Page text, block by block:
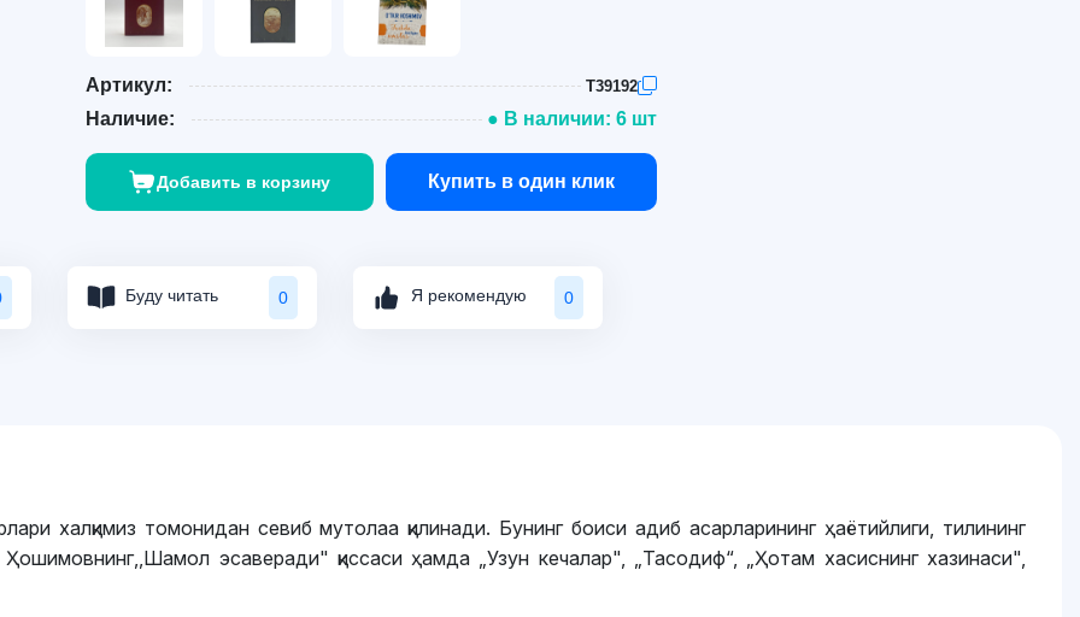
Артикул: T39192
Наличие: ● В наличии: 6 шт
Добавить в корзину Купить в один клик
Буду читать 0 Я рекомендую 0
халқимиз томонидан севиб мутолаа қилинади. Бунинг боиси адиб асарларининг ҳаётийлиги, тилининг
эсаверади" қиссаси ҳамда „Узун кечалар", „Тасодиф“, „Ҳотам хасиснинг хазинаси",